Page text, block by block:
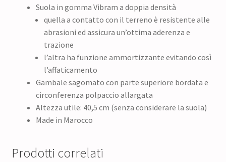
Suola in gomma Vibram a doppia densità
quella a contatto con il terreno è resistente alle
abrasioni ed assicura un’ottima aderenza e
trazione
l’altra ha funzione ammortizzante evitando così
l’affaticamento
Gambale sagomato con parte superiore bordata e
circonferenza polpaccio allargata
Altezza utile: 40,5 cm (senza considerare la suola)
Made in Marocco
Prodotti correlati